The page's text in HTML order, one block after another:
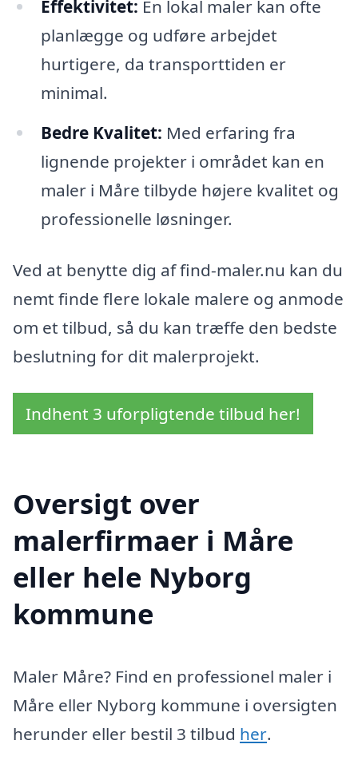
Effektivitet: En lokal maler kan ofte
planlægge og udføre arbejdet
hurtigere, da transporttiden er
minimal.
Bedre Kvalitet: Med erfaring fra
lignende projekter i området kan en
maler i Måre tilbyde højere kvalitet og
professionelle løsninger.
Ved at benytte dig af find-maler.nu kan du
nemt finde flere lokale malere og anmode
om et tilbud, så du kan træffe den bedste
beslutning for dit malerprojekt.
Indhent 3 uforpligtende tilbud her!
Oversigt over
malerfirmaer i Måre
eller hele Nyborg
kommune
Maler Måre? Find en professionel maler i
Måre eller Nyborg kommune i oversigten
herunder eller bestil 3 tilbud her.